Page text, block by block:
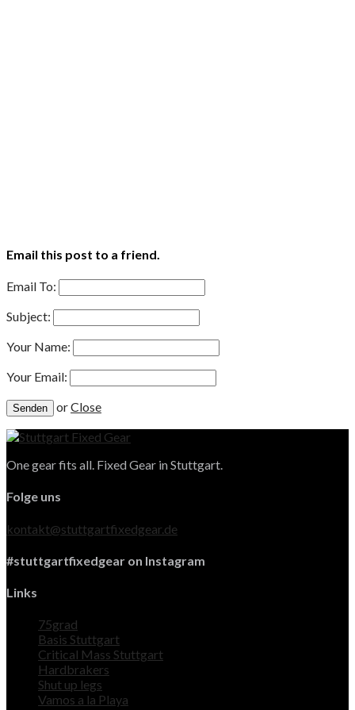
Email this post to a friend.
Email To:
Subject:
Your Name:
Your Email:
orClose
One gear fits all. Fixed Gear in Stuttgart.
Folge uns
kontakt@stuttgartfixedgear.de
#stuttgartfixedgear on Instagram
Links
75grad
Basis Stuttgart
Critical Mass Stuttgart
Hardbrakers
Shut up legs
Vamos a la Playa